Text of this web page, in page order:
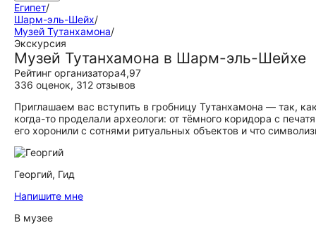
Египет/
Шарм-эль-Шейх/
Музей Тутанхамона/
Экскурсия
Музей Тутанхамона в Шарм-эль-Шейхе
Рейтинг организатора4,97
336 оценок, 312 отзывов
Приглашаем вас вступить в гробницу Тутанхамона — так,
когда-то проделали археологи: от тёмного коридора с
его хоронили с сотнями ритуальных объектов и что
Георгий, Гид
Напишите мне
В музее